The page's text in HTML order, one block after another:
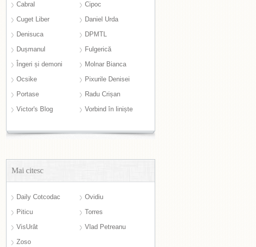
Cabral
Cipoc
Cuget Liber
Daniel Urda
Denisuca
DPMTL
Dușmanul
Fulgerică
Îngeri și demoni
Molnar Bianca
Ocsike
Pixurile Denisei
Portase
Radu Crișan
Victor's Blog
Vorbind în liniște
Mai citesc
Daily Cotcodac
Ovidiu
Piticu
Torres
VisUrât
Vlad Petreanu
Zoso